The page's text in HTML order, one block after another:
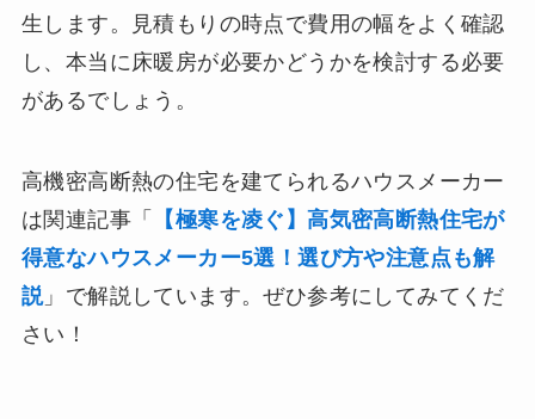
生します。見積もりの時点で費用の幅をよく確認
し、本当に床暖房が必要かどうかを検討する必要
があるでしょう。
高機密高断熱の住宅を建てられるハウスメーカー
は関連記事「
【極寒を凌ぐ】高気密高断熱住宅が
得意なハウスメーカー5選！選び方や注意点も解
説」で解説しています。ぜひ参考にしてみてくだ
さい！